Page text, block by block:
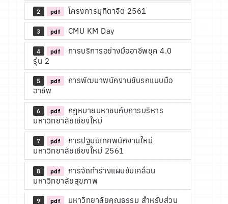
2 pdf โครงการมุทิตาจิต 2561
3 pdf CMU KM Day
4 pdf
การบริการอย่างมืออาชีพยุค 4.0
รุ่น 2
5 pdf
การพัฒนาพนักงานขับรถแบบมือ
อาชีพ
6 pdf
กฎหมายมหาชนกับการบริหาร
มหาวิทยาลัยเชียงใหม่
7 pdf
การปฐมนิเทศพนักงานใหม่
มหาวิทยาลัยเชียงใหม่ 2561
8 pdf
การจัดทำร่างแผนขับเคลื่อน
มหาวิทยาลัยสุขภาพ
9 pdf
มหาวิทยาลัยคุณธรรม สำหรับส่วน